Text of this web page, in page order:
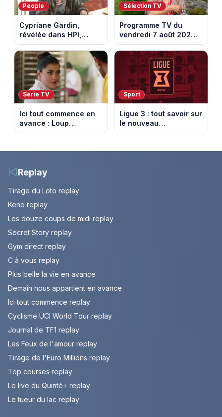
People
Cypriane Gardin,
révélée dans HPI,
lance une cagnotte
après des difficultés
financières
Sélection TV
Programme TV du
vendredi 7 août 2026 :
notre sélection pour
votre soirée télé
Série TV
Ici tout commence en
avance : Loup
découvre la trahison
10 août 2026 (spoiler)
Sport
Ligue 3 : tout savoir sur
le nouveau
championnat qui
Replay
Tirage du Loto replay
Keno replay
Les douze coups de midi replay
Secret Story replay
Gym direct replay
C à vous replay
Plus belle la vie en avance
Demain nous appartient en avance
Ici tout commence replay
Cyclisme UCI World Tour replay
Journal de TF1 replay
Les Feux de l'amour replay
Tirage de l'Euro Millions replay
Top courses replay
Le live du Quinté+ replay
Le tueur du lac replay